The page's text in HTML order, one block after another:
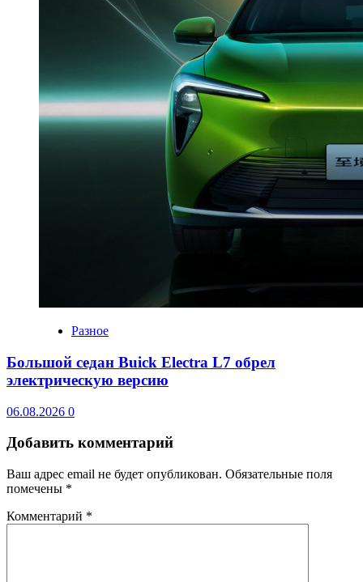
Разное
Большой седан Buick Electra L7 обрел
электрическую версию
06.08.2026 0
Добавить комментарий
Ваш адрес email не будет опубликован. Обязательные поля
помечены *
Комментарий *